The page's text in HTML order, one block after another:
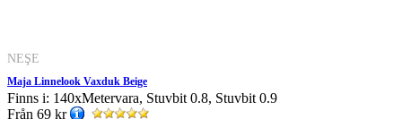
NEŞE
Maja Linnelook Vaxduk Beige
Finns i: 140xMetervara, Stuvbit 0.8, Stuvbit 0.9
Från 69 kr